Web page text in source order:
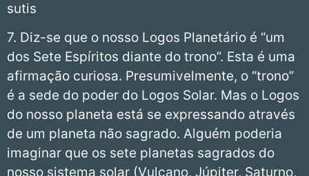
sutis
7. Diz-se que o nosso Logos Planetário é “um
dos Sete Espíritos diante do trono”. Esta é uma
afirmação curiosa. Presumivelmente, o “trono”
é a sede do poder do Logos Solar. Mas o Logos
do nosso planeta está se expressando através
de um planeta não sagrado. Alguém poderia
imaginar que os sete planetas sagrados do
nosso sistema solar (Vulcano, Júpiter, Saturno,